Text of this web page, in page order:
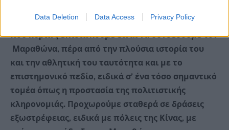
Data Deletion Data Access Privacy Policy
σχετικά στο χθεσινό Δ.Σ.: “Αυτό
που κυρίως επιδιώκουμε είναι να συνδέσουμε τον
Μαραθώνα, πέρα από την πλούσια ιστορία του
και την αθλητική του ταυτότητα και με το
επιστημονικό πεδίο, ειδικά σ’ ένα τόσο σημαντικό
τομέα όπως η προστασία της πολιτιστικής
κληρονομιάς. Προχωρούμε σταθερά σε δράσεις
εξωστρέφειας, ειδικά με πόλεις της Κίνας, με